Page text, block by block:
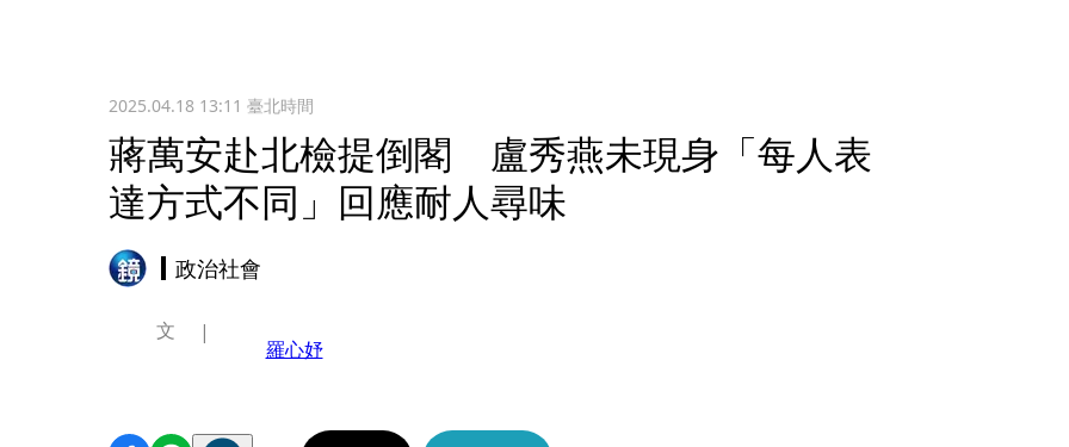
2025.04.18 13:11 臺北時間
蔣萬安赴北檢提倒閣 盧秀燕未現身「每人表
達方式不同」回應耐人尋味
政治社會
文
羅心妤